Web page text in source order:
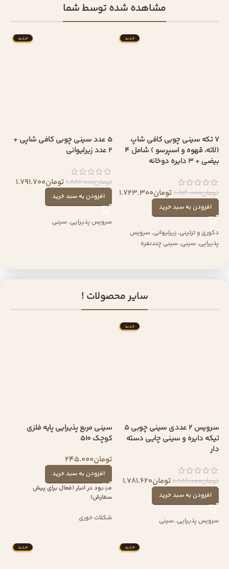
مشاهده شده توسط شما
جدید
۷ تکه سینی چوبی کافی شاپ
(لاته، قهوه و اسپرسو ) شامل ۴
بیضی + ۳ دایره دوخانه
تومان1.814.000تومان1.723.300
افزودن به سبد خرید
دکوری و تزئینی,زیرلیوانی,سرویس
پذیرایی,سینی,سینی چندنفره
جدید
5 عدد سینی چوبی کافی شاپی +
2 عدد زیرلیوانی
تومان1.886.000تومان1.791.700
افزودن به سبد خرید
سرویس پذیرایی,سینی
سایر محصولات !
جدید
سرویس 2 عددی سینی چوبی 5
تیکه دایره و سینی چایی دسته
دار
تومان1.886.000تومان1.781.620
افزودن به سبد خرید
سرویس پذیرایی,سینی
سینی مربع پذیرایی پایه فلزی
کوچک 510
تومان245.000
افزودن به سبد خرید
موجود در انبار (فعال برای پیش
سفارش)
شکلات خوری
جدید جدید